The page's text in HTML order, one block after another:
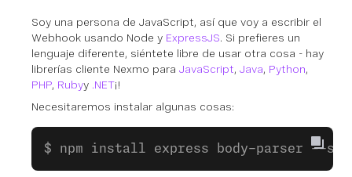
Soy una persona de JavaScript, así que voy a escribir el
Webhook usando Node y ExpressJS. Si prefieres un
lenguaje diferente, siéntete libre de usar otra cosa - hay
librerías cliente Nexmo para JavaScript, Java, Python,
PHP, Rubyy .NET¡!
Necesitaremos instalar algunas cosas:
$ npm install express body-parser --